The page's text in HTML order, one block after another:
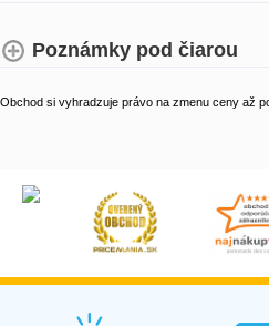
Poznámky pod čiarou
Obchod si vyhradzuje právo na zmenu ceny až